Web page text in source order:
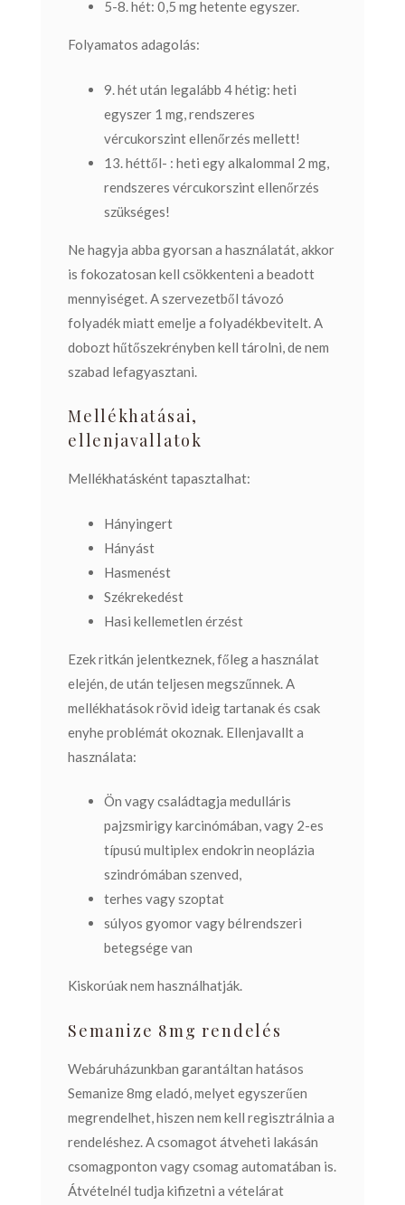
5-8. hét: 0,5 mg hetente egyszer.
Folyamatos adagolás:
9. hét után legalább 4 hétig: heti
egyszer 1 mg, rendszeres
vércukorszint ellenőrzés mellett!
13. héttől- : heti egy alkalommal 2 mg,
rendszeres vércukorszint ellenőrzés
szükséges!
Ne hagyja abba gyorsan a használatát, akkor
is fokozatosan kell csökkenteni a beadott
mennyiséget.A szervezetből távozó
folyadék miatt emelje a folyadékbevitelt.A
dobozt hűtőszekrényben kell tárolni, de nem
szabad lefagyasztani.
Mellékhatásai,
ellenjavallatok
Mellékhatásként tapasztalhat:
Hányingert
Hányást
Hasmenést
Székrekedést
Hasi kellemetlen érzést
Ezek ritkán jelentkeznek, főleg a használat
elején, de után teljesen megszűnnek. A
mellékhatások rövid ideig tartanak és csak
enyhe problémát okoznak. Ellenjavallt a
használata:
Ön vagy családtagja medulláris
pajzsmirigy karcinómában, vagy 2-es
típusú multiplex endokrin neoplázia
szindrómában szenved,
terhes vagy szoptat
súlyos gyomor vagy bélrendszeri
betegsége van
Kiskorúak nem használhatják.
Semanize 8mg rendelés
Webáruházunkban garantáltan hatásos
Semanize 8mg eladó, melyet egyszerűen
megrendelhet, hiszen nem kell regisztrálnia a
rendeléshez.A csomagot átveheti lakásán
csomagponton vagy csomag automatában is.
Átvételnél tudja kifizetni a vételárat